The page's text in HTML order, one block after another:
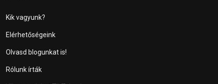
Kik vagyunk?
Elérhetőségeink
Olvasd blogunkat is!
Rólunk írták